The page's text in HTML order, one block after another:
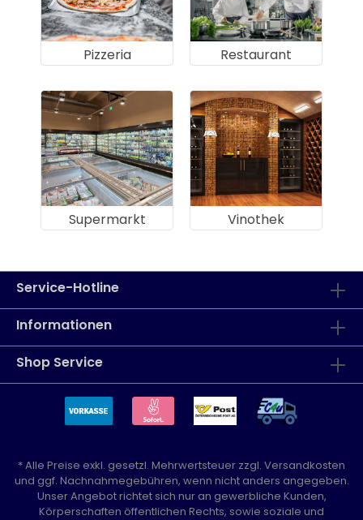
Pizzeria Restaurant
Supermarkt Vinothek
Service-Hotline
Informationen
Shop Service
* Alle Preise exkl. gesetzl. Mehrwertsteuer zzgl. Versandkosten
und ggf. Nachnahmegebühren, wenn nicht anders angegeben.
Unser Angebot richtet sich nur an gewerbliche Kunden,
Körperschaften öffentlichen Rechts, sowie soziale und